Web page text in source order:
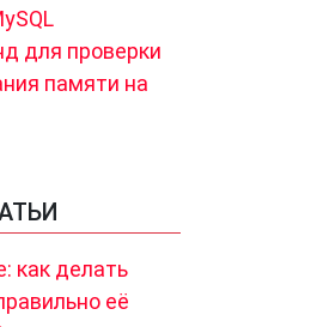
для проверки
памяти на
как делать
её